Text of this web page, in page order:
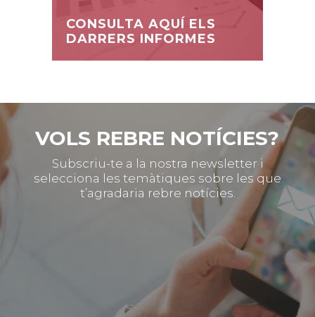
CONSULTA AQUÍ ELS
DARRERS INFORMES
VOLS REBRE NOTÍCIES?
Subscriu-te a la nostra newsletter i
selecciona les temàtiques sobre les que
t’agradaria rebre notícies.